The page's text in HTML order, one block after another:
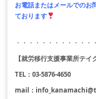
お電話またはメールでのお
ております
・・・・・・・・・・・・
【就労移行支援事業所テイ
TEL ： 03-5876-4650
mail ：